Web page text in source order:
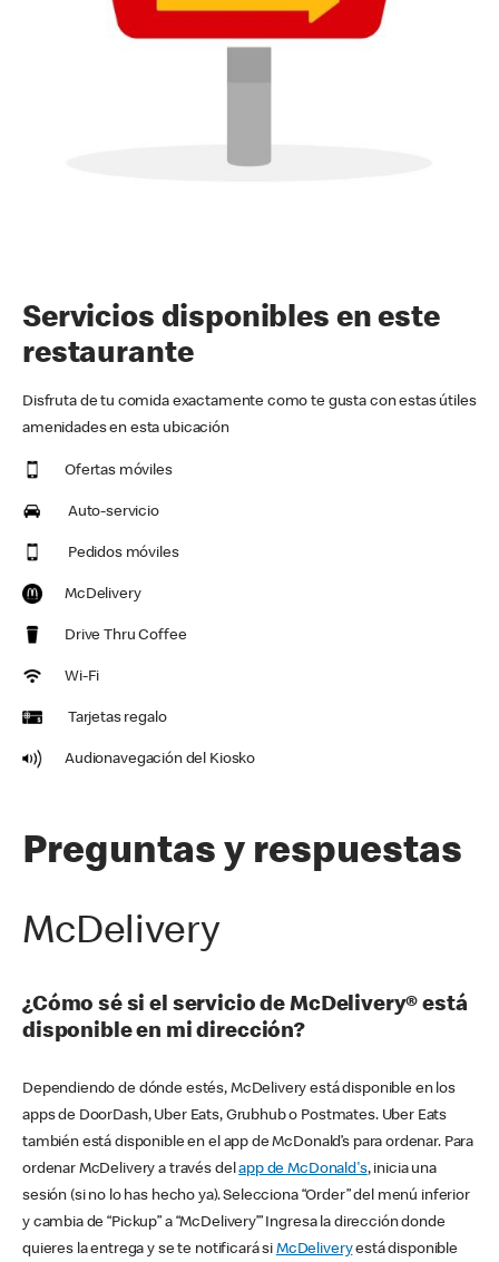
Servicios disponibles en este
restaurante
Disfruta de tu comida exactamente como te gusta con estas útiles
amenidades en esta ubicación
Ofertas móviles
Auto-servicio
Pedidos móviles
McDelivery
Drive Thru Coffee
Wi-Fi
Tarjetas regalo
Audionavegación del Kiosko
Preguntas y respuestas
McDelivery
¿Cómo sé si el servicio de McDelivery® está
disponible en mi dirección?
Dependiendo de dónde estés, McDelivery está disponible en los
apps de DoorDash, Uber Eats, Grubhub o Postmates. Uber Eats
también está disponible en el app de McDonald’s para ordenar. Para
ordenar McDelivery a través delapp de McDonald's, inicia una
sesión (si no lo has hecho ya). Selecciona “Order” del menú inferior
y cambia de “Pickup” a “McDelivery’” Ingresa la dirección donde
quieres la entrega y se te notificará si McDeliveryestá disponible